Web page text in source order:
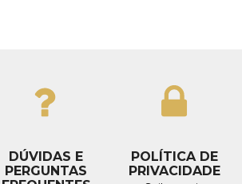
DÚVIDAS E
PERGUNTAS
POLÍTICA DE
PRIVACIDADE